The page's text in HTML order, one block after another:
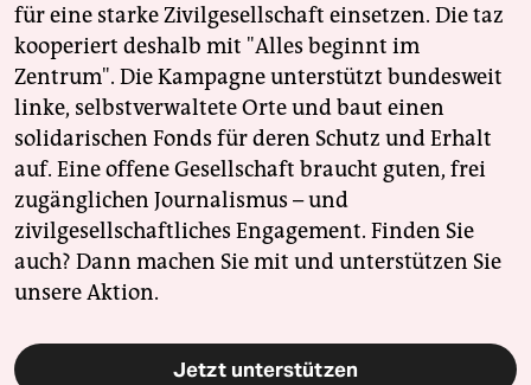
für eine starke Zivilgesellschaft einsetzen. Die taz
kooperiert deshalb mit "Alles beginnt im
Zentrum". Die Kampagne unterstützt bundesweit
linke, selbstverwaltete Orte und baut einen
solidarischen Fonds für deren Schutz und Erhalt
auf. Eine offene Gesellschaft braucht guten, frei
zugänglichen Journalismus – und
zivilgesellschaftliches Engagement. Finden Sie
auch? Dann machen Sie mit und unterstützen Sie
unsere Aktion.
Jetzt unterstützen